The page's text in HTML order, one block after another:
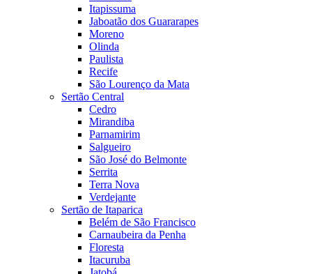
Itapissuma
Jaboatão dos Guararapes
Moreno
Olinda
Paulista
Recife
São Lourenço da Mata
Sertão Central
Cedro
Mirandiba
Parnamirim
Salgueiro
São José do Belmonte
Serrita
Terra Nova
Verdejante
Sertão de Itaparica
Belém de São Francisco
Carnaubeira da Penha
Floresta
Itacuruba